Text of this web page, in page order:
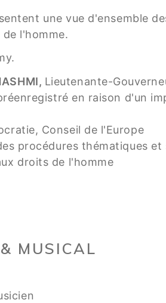
une vue d'ensemble
l'homme.
Lieutenante-
en raison d'un
Conseil de l'Europe
procédures thématiques et
droits de l'homme
MUSICAL